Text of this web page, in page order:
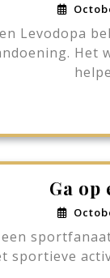
Levodopa
Het
Ga
een
sportieve